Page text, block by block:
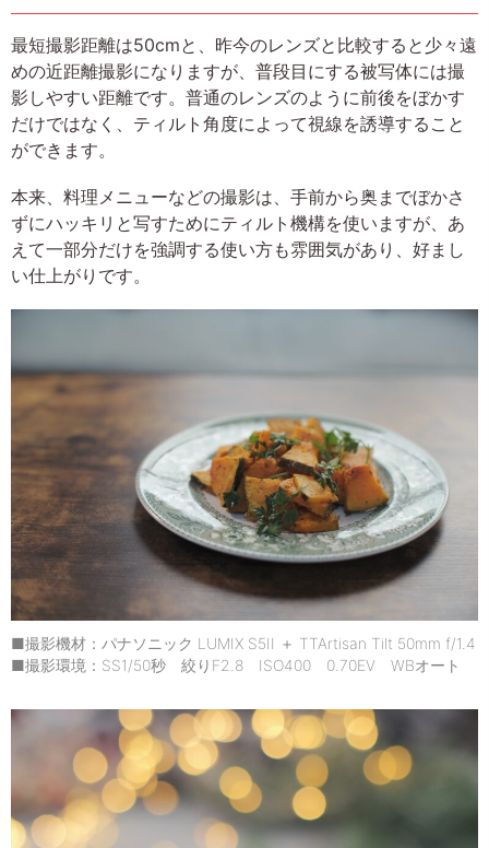
最短撮影距離は50cmと、昨今のレンズと比較すると少々遠
めの近距離撮影になりますが、普段目にする被写体には撮
影しやすい距離です。普通のレンズのように前後をぼかす
だけではなく、ティルト角度によって視線を誘導すること
ができます。
本来、料理メニューなどの撮影は、手前から奥までぼかさ
ずにハッキリと写すためにティルト機構を使いますが、あ
えて一部分だけを強調する使い方も雰囲気があり、好まし
い仕上がりです。
■撮影機材：パナソニック LUMIX S5II ＋ TTArtisan Tilt 50mm f/1.4
■撮影環境：SS1/50秒 絞りF2.8 ISO400 0.70EV WBオート